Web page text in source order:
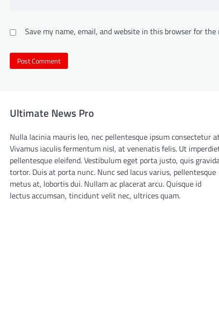
Save my name, email, and website in this browser for
Ultimate News Pro
Nulla lacinia mauris leo, nec pellentesque ipsum consectetur
Vivamus iaculis fermentum nisl, at venenatis felis. Ut
pellentesque eleifend. Vestibulum eget porta justo, quis
tortor. Duis at porta nunc. Nunc sed lacus varius, pellentesque
metus at, lobortis dui. Nullam ac placerat arcu. Quisque id
lectus accumsan, tincidunt velit nec, ultrices quam.